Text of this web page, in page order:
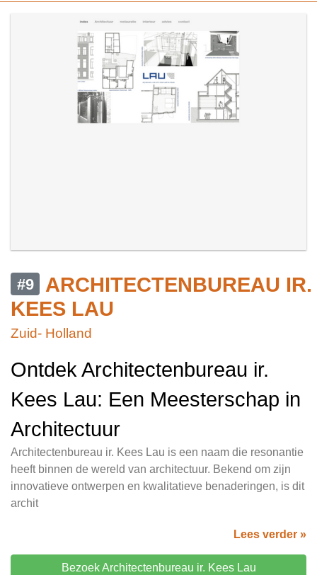
#9
ARCHITECTENBUREAU IR.
KEES LAU
Zuid- Holland
Ontdek Architectenbureau ir.
Kees Lau: Een Meesterschap in
Architectuur
Architectenbureau ir. Kees Lau is een naam die resonantie
heeft binnen de wereld van architectuur. Bekend om zijn
innovatieve ontwerpen en kwalitatieve benaderingen, is dit
archit
Lees verder »
Bezoek Architectenbureau ir. Kees Lau